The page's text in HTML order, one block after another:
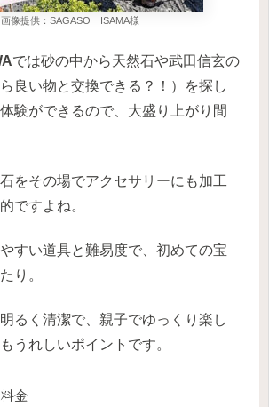
画像提供：SAGASO ISAMA様
では砂の中から天然石や武田信玄の
良い物と交換できる？！）を探し
験ができるので、大盛り上がり間
をその場でアクセサリーにも加工
ですよね。
すい道具と難易度で、初めての宝
り。
るく清潔で、親子でゆっくり楽し
うれしいポイントです。
金